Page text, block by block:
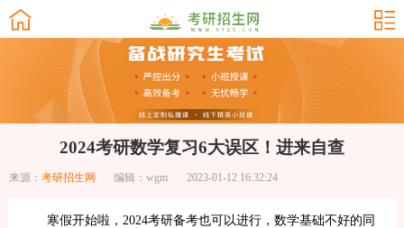
2024考研数学复习6大误区！进来自查
来源： 考研招生网 编辑：wgm 2023-01-12 16:32:24
寒假开始啦，2024考研备考也可以进行，数学基础不好的同